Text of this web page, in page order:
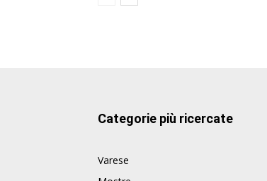
Categorie più ricercate
Varese